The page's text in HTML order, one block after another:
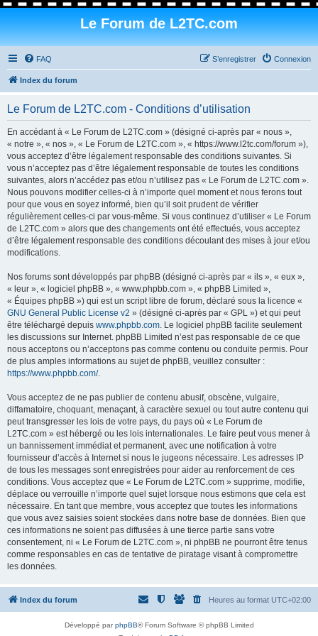
Le Forum de L2TC.com
FAQ Connexion
S’enregistrer
Index du forum
Le Forum de L2TC.com - Conditions d’utilisation
En accédant à « Le Forum de L2TC.com » (désigné ci-après par « nous »,
« notre », « nos », « Le Forum de L2TC.com », « https://www.l2tc.com/forum »),
vous acceptez d’être légalement responsable des conditions suivantes. Si
vous n’acceptez pas d’être légalement responsable de toutes les conditions
suivantes, alors n’accédez pas et/ou n’utilisez pas « Le Forum de L2TC.com ».
Nous pouvons modifier celles-ci à n’importe quel moment et nous ferons tout
pour que vous en soyez informé, bien qu’il soit prudent de vérifier
régulièrement celles-ci par vous-même. Si vous continuez d’utiliser « Le Forum
de L2TC.com » alors que des changements ont été effectués, vous acceptez
d’être légalement responsable des conditions découlant des mises à jour et/ou
modifications.
Nos forums sont développés par phpBB (désigné ci-après par « ils », « eux »,
« leur », « logiciel phpBB », « www.phpbb.com », « phpBB Limited »,
« Équipes phpBB ») qui est un script libre de forum, déclaré sous la licence «
GNU General Public License v2 » (désigné ci-après par « GPL ») et qui peut
être téléchargé depuis www.phpbb.com. Le logiciel phpBB facilite seulement
les discussions sur Internet. phpBB Limited n’est pas responsable de ce que
nous acceptons ou n’acceptons pas comme contenu ou conduite permis. Pour
de plus amples informations au sujet de phpBB, veuillez consulter :
https://www.phpbb.com/.
Vous acceptez de ne pas publier de contenu abusif, obscène, vulgaire,
diffamatoire, choquant, menaçant, à caractère sexuel ou tout autre contenu qui
peut transgresser les lois de votre pays, du pays où « Le Forum de
L2TC.com » est hébergé ou les lois internationales. Le faire peut vous mener à
un bannissement immédiat et permanent, avec une notification à votre
fournisseur d’accès à Internet si nous le jugeons nécessaire. Les adresses IP
de tous les messages sont enregistrées pour aider au renforcement de ces
conditions. Vous acceptez que « Le Forum de L2TC.com » supprime, modifie,
déplace ou verrouille n’importe quel sujet lorsque nous estimons que cela est
nécessaire. En tant que membre, vous acceptez que toutes les informations
que vous avez saisies soient stockées dans notre base de données. Bien que
ces informations ne soient pas diffusées à une tierce partie sans votre
consentement, ni « Le Forum de L2TC.com », ni phpBB ne pourront être tenus
comme responsables en cas de tentative de piratage visant à compromettre
les données.
Index du forum Heures au format UTC+02:00
Développé parphpBB® Forum Software © phpBB Limited